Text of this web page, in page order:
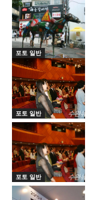
포토 일반
포토 일반
포토 일반